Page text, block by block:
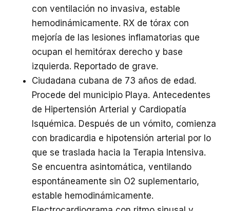
con ventilación no invasiva, estable
hemodinámicamente. RX de tórax con
mejoría de las lesiones inflamatorias que
ocupan el hemitórax derecho y base
izquierda. Reportado de grave.
Ciudadana cubana de 73 años de edad.
Procede del municipio Playa. Antecedentes
de Hipertensión Arterial y Cardiopatía
Isquémica. Después de un vómito, comienza
con bradicardia e hipotensión arterial por lo
que se traslada hacia la Terapia Intensiva.
Se encuentra asintomática, ventilando
espontáneamente sin O2 suplementario,
estable hemodinámicamente.